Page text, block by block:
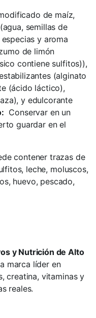
de maíz,
semillas de
y aroma
de limón
contiene sulfitos)),
(alginato
(ácido láctico),
y edulcorante
Conservar en un
guardar en el
contener trazas de
leche, moluscos,
huevo, pescado,
y Nutrición de Alto
marca líder en
creatina, vitaminas y
reales.